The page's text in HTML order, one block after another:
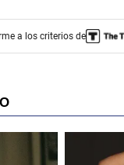
a los criterios de